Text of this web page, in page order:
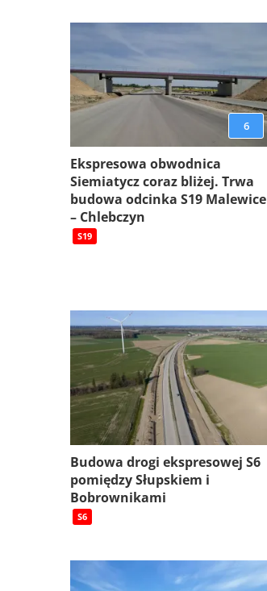
6
Ekspresowa obwodnica
Siemiatycz coraz bliżej. Trwa
budowa odcinka S19 Malewice
– Chlebczyn
S19
Budowa drogi ekspresowej S6
pomiędzy Słupskiem i
Bobrownikami
S6